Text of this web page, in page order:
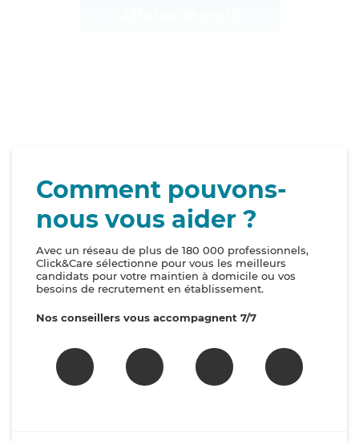
Comment pouvons-
nous vous aider ?
Avec un réseau de plus de 180 000 professionnels,
Click&Care sélectionne pour vous les meilleurs
candidats pour votre maintien à domicile ou vos
besoins de recrutement en établissement.
Nos conseillers vous accompagnent 7/7